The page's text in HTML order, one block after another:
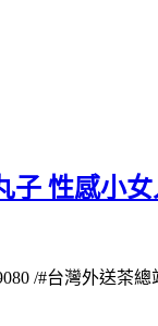
子 性感小
/#台灣外送茶總